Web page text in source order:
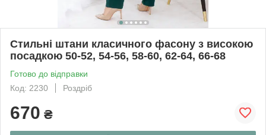
Стильні штани класичного фасону з високою
посадкою 50-52, 54-56, 58-60, 62-64, 66-68
Готово до відправки
Код: 2230
Роздріб
670 ₴